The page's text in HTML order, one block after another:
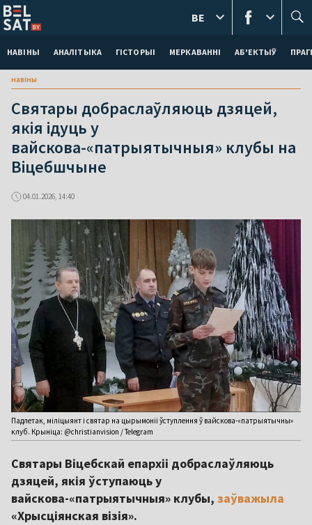
НАВІНЫ АНАЛІТЫКА ГІСТОРЫІ МЕРКАВАННI АБ'ЕКТЫЎ
BE
навіны
Святары добраслаўляюць дзяцей,
якія ідуць у
вайскова-«патрыятычныя» клубы на
Віцебшчыне
04.01.2026, 14:40
Падлетак, міліцыянт і святар на цырымоніі ўступлення ў вайскова-«патрыятычны»
клуб. Крыніца: @christianvision / Telegram
Святары Віцебскай епархіі добраслаўляюць
дзяцей, якія ўступаюць у
вайскова-«патрыятычныя» клубы, заўважыла
«Хрысціянская візія».